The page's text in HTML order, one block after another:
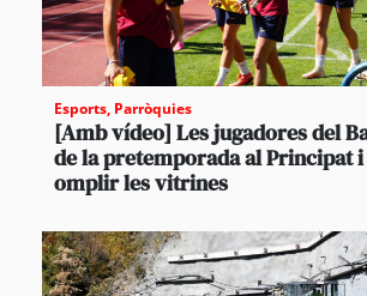
Esports, Parròquies
[Amb vídeo] Les jugadores del
de la pretemporada al Principat
omplir les vitrines